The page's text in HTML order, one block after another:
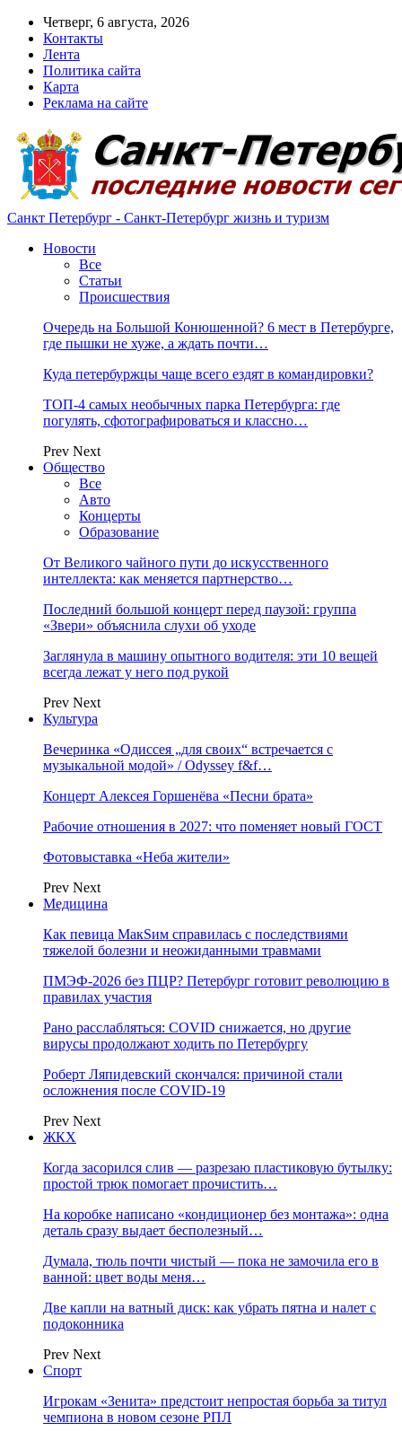
Четверг, 6 августа, 2026
Контакты
Лента
Политика сайта
Карта
Реклама на сайте
Санкт Петербург - Санкт-Петербург жизнь и туризм
Новости
Все
Статьи
Происшествия
Очередь на Большой Конюшенной? 6 мест в Петербурге,
где пышки не хуже, а ждать почти…
Куда петербуржцы чаще всего ездят в командировки?
ТОП-4 самых необычных парка Петербурга: где
погулять, сфотографироваться и классно…
Prev Next
Общество
Все
Авто
Концерты
Образование
От Великого чайного пути до искусственного
интеллекта: как меняется партнерство…
Последний большой концерт перед паузой: группа
«Звери» объяснила слухи об уходе
Заглянула в машину опытного водителя: эти 10 вещей
всегда лежат у него под рукой
Prev Next
Культура
Вечеринка «Одиссея „для своих“ встречается с
музыкальной модой» / Odyssey f&f…
Концерт Алексея Горшенёва «Песни брата»
Рабочие отношения в 2027: что поменяет новый ГОСТ
Фотовыставка «Неба жители»
Prev Next
Медицина
Как певица МакSим справилась с последствиями
тяжелой болезни и неожиданными травмами
ПМЭФ-2026 без ПЦР? Петербург готовит революцию в
правилах участия
Рано расслабляться: COVID снижается, но другие
вирусы продолжают ходить по Петербургу
Роберт Ляпидевский скончался: причиной стали
осложнения после COVID-19
Prev Next
ЖКХ
Когда засорился слив — разрезаю пластиковую бутылку:
простой трюк помогает прочистить…
На коробке написано «кондиционер без монтажа»: одна
деталь сразу выдает бесполезный…
Думала, тюль почти чистый — пока не замочила его в
ванной: цвет воды меня…
Две капли на ватный диск: как убрать пятна и налет с
подоконника
Prev Next
Спорт
Игрокам «Зенита» предстоит непростая борьба за титул
чемпиона в новом сезоне РПЛ